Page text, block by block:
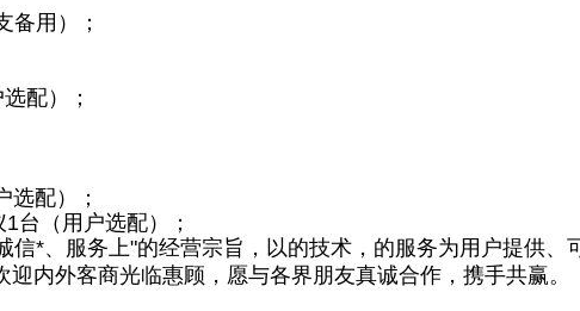
备用）；
配）；
选配）；
台（用户选配）；
信*、服务上"的经营宗旨，以的技术，的服务为用户提供、
内外客商光临惠顾，愿与各界朋友真诚合作，携手共赢。